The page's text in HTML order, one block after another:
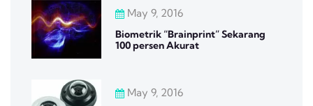
May 9, 2016
Biometrik “Brainprint” Sekarang
100 persen Akurat
May 9, 2016